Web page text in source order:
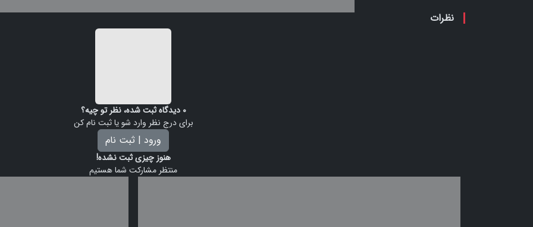
نظرات
0 دیدگاه ثبت شده، نظر تو چیه؟
برای درج نظر وارد شو یا ثبت نام کن
ورود | ثبت نام
هنوز چیزی ثبت نشده!
منتظر مشارکت شما هستیم